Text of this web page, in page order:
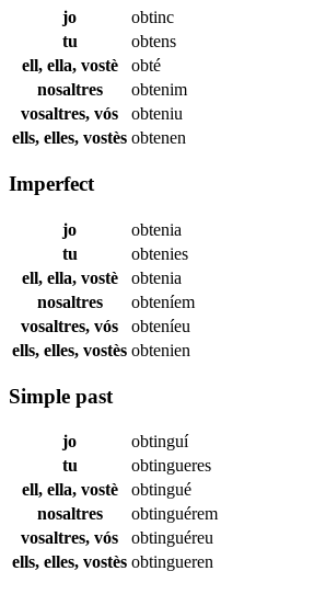
jo
obtinc
tu
obtens
ell, ella, vostè
obté
nosaltres
obtenim
vosaltres, vós
obteniu
ells, elles, vostès obtenen
Imperfect
jo
obtenia
tu
obtenies
ell, ella, vostè
obtenia
nosaltres
obteníem
vosaltres, vós
obteníeu
ells, elles, vostès obtenien
Simple past
jo
obtinguí
tu
obtingueres
ell, ella, vostè
obtingué
nosaltres
obtinguérem
vosaltres, vós
obtinguéreu
ells, elles, vostès obtingueren